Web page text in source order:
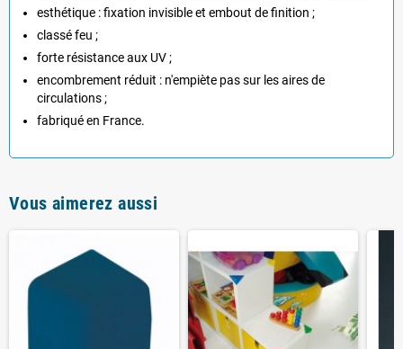
esthétique : fixation invisible et embout de finition ;
classé feu ;
forte résistance aux UV ;
encombrement réduit : n'empiète pas sur les aires de
circulations ;
fabriqué en France.
Vous aimerez aussi